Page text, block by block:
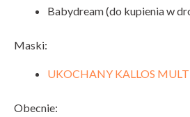
Babydream (do kupienia w
Maski:
UKOCHANY KALLOS
Obecnie: